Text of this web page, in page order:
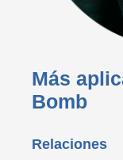
Más
Bomb
Relaciones